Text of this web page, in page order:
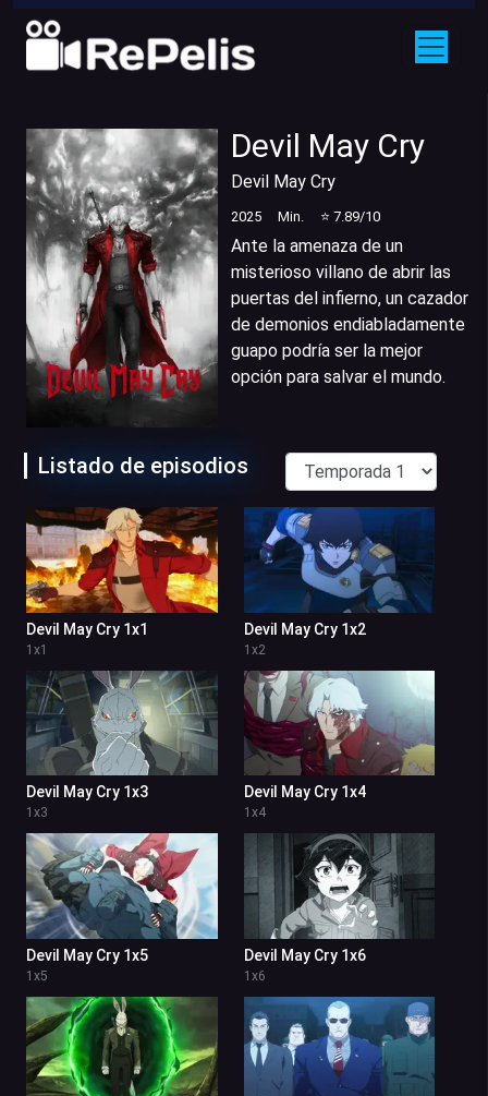
Devil May Cry
Devil May Cry
2025 Min. ⭐ 7.89/10
Ante la amenaza de un
misterioso villano de abrir las
puertas del infierno, un cazador
de demonios endiabladamente
guapo podría ser la mejor
opción para salvar el mundo.
Listado de episodios
Devil May Cry 1x1
1 x1
Devil May Cry 1x2
1 x2
Devil May Cry 1x3
1 x3
Devil May Cry 1x4
1 x4
Devil May Cry 1x5
1 x5
Devil May Cry 1x6
1 x6